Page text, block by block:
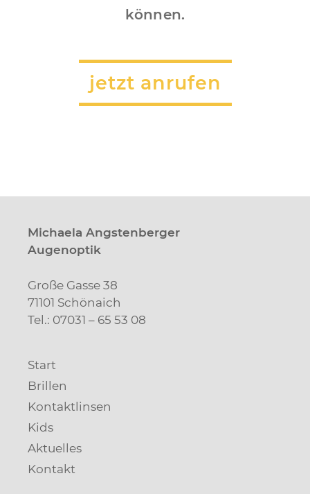
können.
jetzt anrufen
Michaela Angstenberger
Augenoptik
Große Gasse 38
71101 Schönaich
Tel.: 07031 – 65 53 08
Start
Brillen
Kontaktlinsen
Kids
Aktuelles
Kontakt